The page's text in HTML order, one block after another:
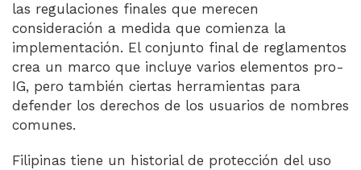
las regulaciones finales que merecen
consideración a medida que comienza la
implementación. El conjunto final de reglamentos
crea un marco que incluye varios elementos pro-
IG, pero también ciertas herramientas para
defender los derechos de los usuarios de nombres
comunes.
Filipinas tiene un historial de protección del uso